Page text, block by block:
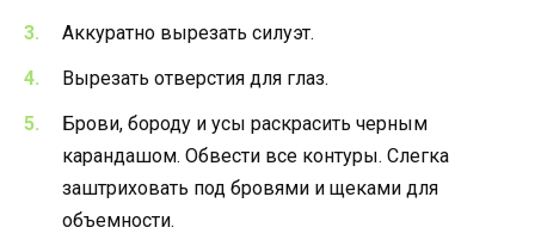
Аккуратно вырезать силуэт.
Вырезать отверстия для глаз.
Брови, бороду и усы раскрасить черным
карандашом. Обвести все контуры. Слегка
заштриховать под бровями и щеками для
объемности.